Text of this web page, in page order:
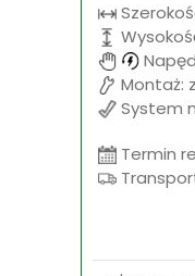
Montaż:
System
Termin